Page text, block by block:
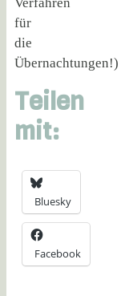
für
die
Übernachtungen!)
Teilen
mit:
Bluesky
Facebook